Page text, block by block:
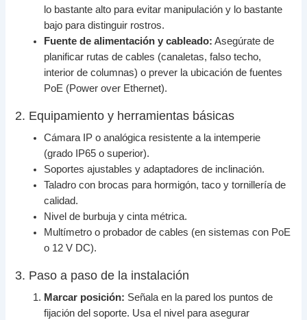
lo bastante alto para evitar manipulación y lo bastante
bajo para distinguir rostros.
Fuente de alimentación y cableado: Asegúrate de
planificar rutas de cables (canaletas, falso techo,
interior de columnas) o prever la ubicación de fuentes
PoE (Power over Ethernet).
2. Equipamiento y herramientas básicas
Cámara IP o analógica resistente a la intemperie
(grado IP65 o superior).
Soportes ajustables y adaptadores de inclinación.
Taladro con brocas para hormigón, taco y tornillería de
calidad.
Nivel de burbuja y cinta métrica.
Multímetro o probador de cables (en sistemas con PoE
o 12 V DC).
3. Paso a paso de la instalación
Marcar posición: Señala en la pared los puntos de
fijación del soporte. Usa el nivel para asegurar